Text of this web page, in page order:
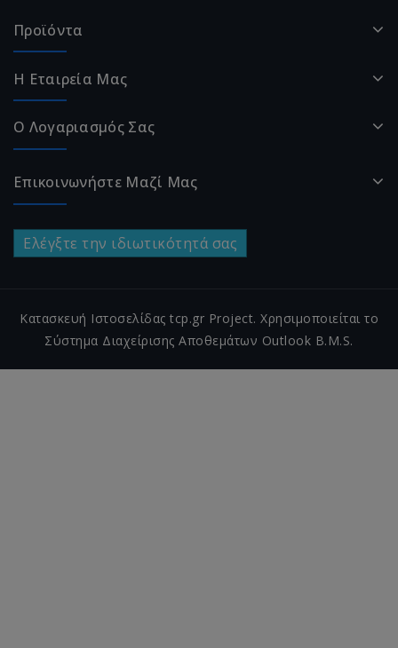
Προϊόντα
Η Εταιρεία Μας
Ο Λογαριασμός Σας
Επικοινωνήστε Μαζί Μας
Ελέγξτε την ιδιωτικότητά σας
Κατασκευή Ιστοσελίδας tcp.gr Project. Χρησιμοποιείται το
Σύστημα Διαχείρισης Αποθεμάτων Outlook B.M.S.